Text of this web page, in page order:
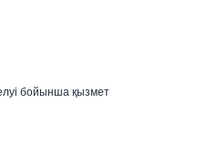
бойынша қызмет